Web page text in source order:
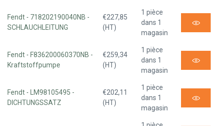
Fendt - 718202190040NB -
SCHLAUCHLEITUNG
€227,85
(HT)
1 pièce
dans 1
magasin
Fendt - F836200060370NB -
Kraftstoffpumpe
€259,34
(HT)
1 pièce
dans 1
magasin
Fendt - LM98105495 -
DICHTUNGSSATZ
€202,11
(HT)
1 pièce
dans 1
magasin